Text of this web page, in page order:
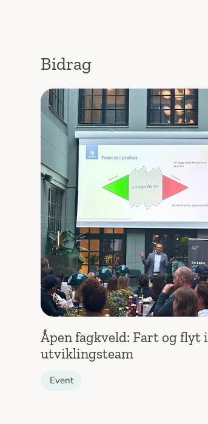
Bidrag
Åpen fagkveld: Fart og flyt i
utviklingsteam
Event